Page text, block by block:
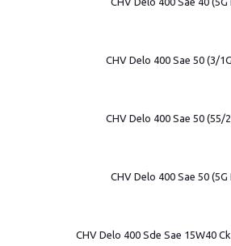
CHV Delo 400 Sae 50 (3/
CHV Delo 400 Sae 50 (55/
CHV Delo 400 Sae 50 (5G
CHV Delo 400 Sde Sae 15W40